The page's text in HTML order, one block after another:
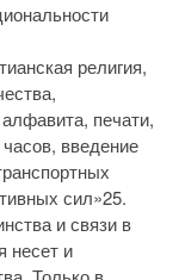
религия,
печати,
введение
сил»25.
и связи в
несет и